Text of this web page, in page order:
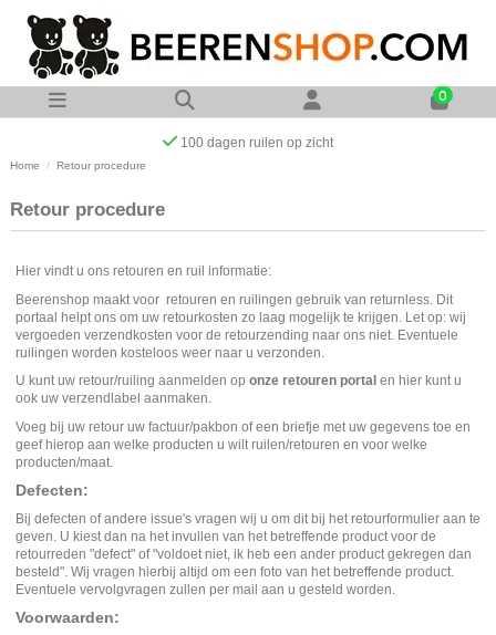
0
100 dagen ruilen op zicht
Home Retour procedure
Retour procedure
Hier vindt u ons retouren en ruil informatie:
Beerenshop maakt voor retouren en ruilingen gebruik van returnless. Dit
portaal helpt ons om uw retourkosten zo laag mogelijk te krijgen. Let op: wij
vergoeden verzendkosten voor de retourzending naar ons niet. Eventuele
ruilingen worden kosteloos weer naar u verzonden.
U kunt uw retour/ruiling aanmelden op onze retouren portal en hier kunt u
ook uw verzendlabel aanmaken.
Voeg bij uw retour uw factuur/pakbon of een briefje met uw gegevens toe en
geef hierop aan welke producten u wilt ruilen/retouren en voor welke
producten/maat.
Defecten:
Bij defecten of andere issue's vragen wij u om dit bij het retourformulier aan te
geven. U kiest dan na het invullen van het betreffende product voor de
retourreden "defect" of "voldoet niet, ik heb een ander product gekregen dan
besteld". Wij vragen hierbij altijd om een foto van het betreffende product.
Eventuele vervolgvragen zullen per mail aan u gesteld worden.
Voorwaarden: